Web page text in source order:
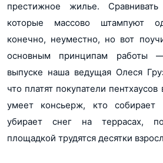
престижное жилье.
которые массово штампуют
конечно, неуместно, но вот
основным принципам работы
выпуске наша ведущая Олеся
что платят покупатели
умеет консьерж, кто
убирает снег на террасах,
площадкой трудятся десятки